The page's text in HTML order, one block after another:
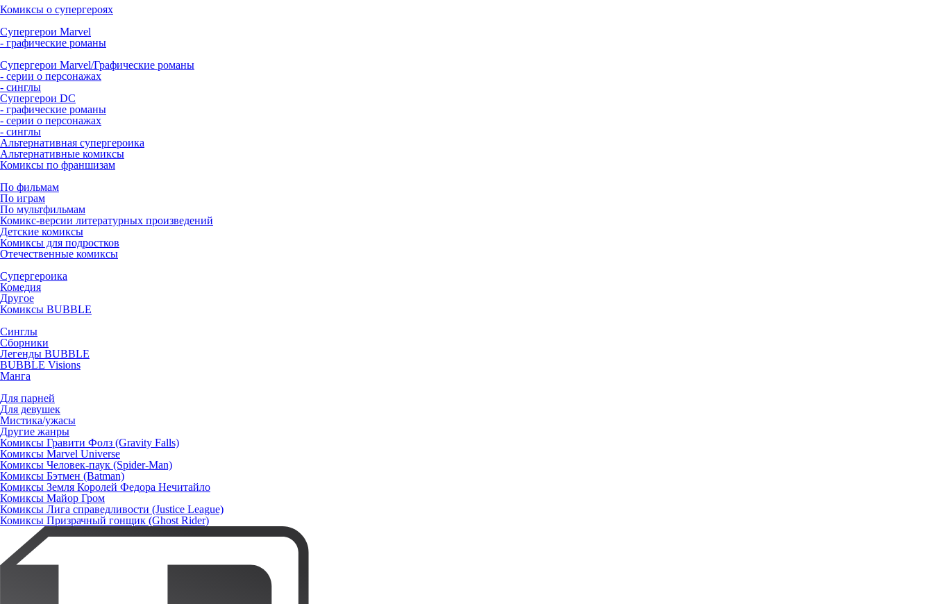
Комиксы о супергероях
Супергерои Marvel
- графические романы
Супергерои Marvel/Графические романы
- серии о персонажах
- синглы
Супергерои DC
- графические романы
- серии о персонажах
- синглы
Альтернативная супергероика
Альтернативные комиксы
Комиксы по франшизам
По фильмам
По играм
По мультфильмам
Комикс-версии литературных произведений
Детские комиксы
Комиксы для подростков
Отечественные комиксы
Супергероика
Комедия
Другое
Комиксы BUBBLE
Синглы
Сборники
Легенды BUBBLE
BUBBLE Visions
Манга
Для парней
Для девушек
Мистика/ужасы
Другие жанры
Комиксы Гравити Фолз (Gravity Falls)
Комиксы Marvel Universe
Комиксы Человек-паук (Spider-Man)
Комиксы Бэтмен (Batman)
Комиксы Земля Королей Федора Нечитайло
Комиксы Майор Гром
Комиксы Лига справедливости (Justice League)
Комиксы Призрачный гонщик (Ghost Rider)